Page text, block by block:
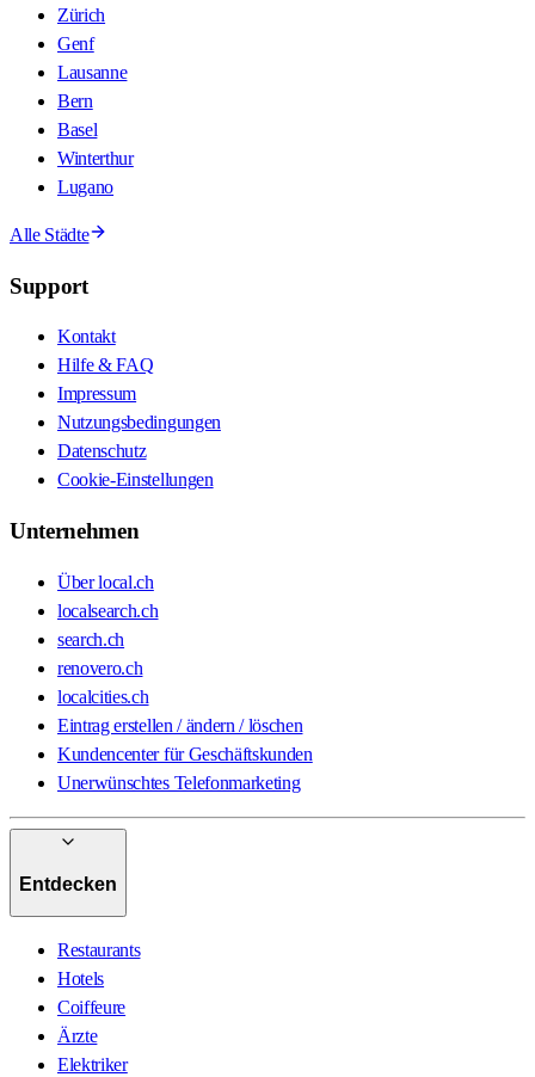
Zürich
Genf
Lausanne
Bern
Basel
Winterthur
Lugano
Alle Städte
Support
Kontakt
Hilfe & FAQ
Impressum
Nutzungsbedingungen
Datenschutz
Cookie-Einstellungen
Unternehmen
Über local.ch
localsearch.ch
search.ch
renovero.ch
localcities.ch
Eintrag erstellen / ändern / löschen
Kundencenter für Geschäftskunden
Unerwünschtes Telefonmarketing
Entdecken
Restaurants
Hotels
Coiffeure
Ärzte
Elektriker